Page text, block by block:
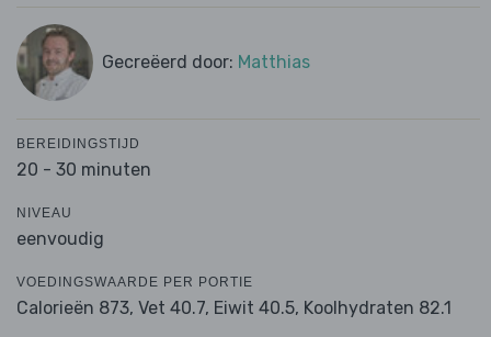
Gecreëerd door: Matthias
BEREIDINGSTIJD
20 - 30 minuten
NIVEAU
eenvoudig
VOEDINGSWAARDE PER PORTIE
Calorieën 873, Vet 40.7, Eiwit 40.5, Koolhydraten 82.1